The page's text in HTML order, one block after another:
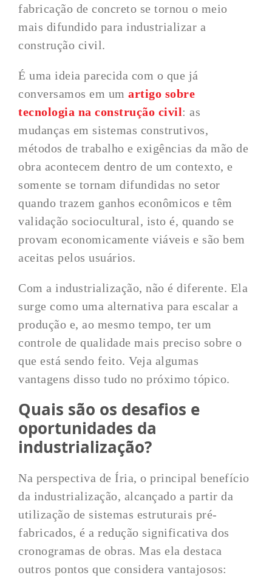
fabricação de concreto se tornou o meio
mais difundido para industrializar a
construção civil.
É uma ideia parecida com o que já
conversamos em umartigo sobre
tecnologia na construção civil: as
mudanças em sistemas construtivos,
métodos de trabalho e exigências da mão de
obra acontecem dentro de um contexto, e
somente se tornam difundidas no setor
quando trazem ganhos econômicos e têm
validação sociocultural, isto é, quando se
provam economicamente viáveis e são bem
aceitas pelos usuários.
Com a industrialização, não é diferente. Ela
surge como uma alternativa para escalar a
produção e, ao mesmo tempo, ter um
controle de qualidade mais preciso sobre o
que está sendo feito. Veja algumas
vantagens disso tudo no próximo tópico.
Quais são os desafios e
oportunidades da
industrialização?
Na perspectiva de Íria, o principal benefício
da industrialização, alcançado a partir da
utilização de sistemas estruturais pré-
fabricados, é a redução significativa dos
cronogramas de obras. Mas ela destaca
outros pontos que considera vantajosos: